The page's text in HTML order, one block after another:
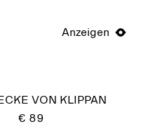
Anzeigen
VON KLIPPAN
€ 89